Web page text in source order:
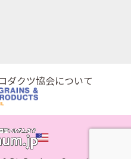
ダクツ協会について